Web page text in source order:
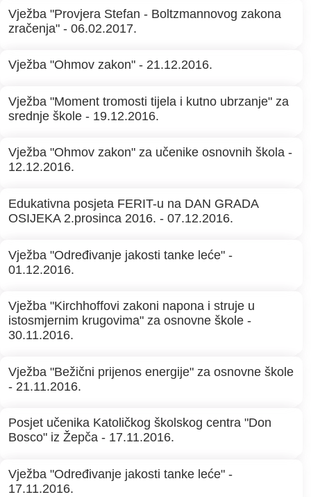
Vježba "Provjera Stefan - Boltzmannovog zakona
zračenja" - 06.02.2017.
Vježba "Ohmov zakon" - 21.12.2016.
Vježba "Moment tromosti tijela i kutno ubrzanje" za
srednje škole - 19.12.2016.
Vježba "Ohmov zakon" za učenike osnovnih škola -
12.12.2016.
Edukativna posjeta FERIT-u na DAN GRADA
OSIJEKA 2.prosinca 2016. - 07.12.2016.
Vježba "Određivanje jakosti tanke leće" -
01.12.2016.
Vježba "Kirchhoffovi zakoni napona i struje u
istosmjernim krugovima" za osnovne škole -
30.11.2016.
Vježba "Bežični prijenos energije" za osnovne škole
- 21.11.2016.
Posjet učenika Katoličkog školskog centra "Don
Bosco" iz Žepča - 17.11.2016.
Vježba "Određivanje jakosti tanke leće" -
17.11.2016.